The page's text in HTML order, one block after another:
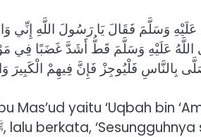
وَسَلَّمَ فَقَالَ يَا رَسُولَ اللَّهِ إِنِّي
اللَّهُ عَلَيْهِ وَسَلَّمَ قَطُّ أَشَدَّ غَضَبًا فِي
بِالنَّاسِ فَلْيُوجِزْ فَإِنَّ فِيهِمْ الْكَبِيرَ
Mas’ud yaitu ‘Uqbah bin